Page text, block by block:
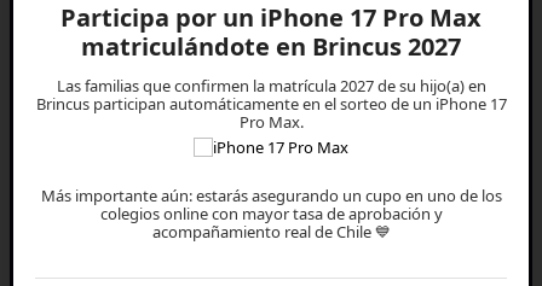
Participa por un iPhone 17 Pro Max
matriculándote en Brincus 2027
Las familias que confirmen la matrícula 2027 de su hijo(a) en
Brincus participan automáticamente en el sorteo de un iPhone 17
Pro Max.
Más importante aún: estarás asegurando un cupo en uno de los
colegios online con mayor tasa de aprobación y
acompañamiento real de Chile 💙